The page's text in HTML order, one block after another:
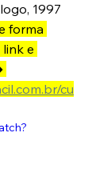
1997
forma
link e
cu